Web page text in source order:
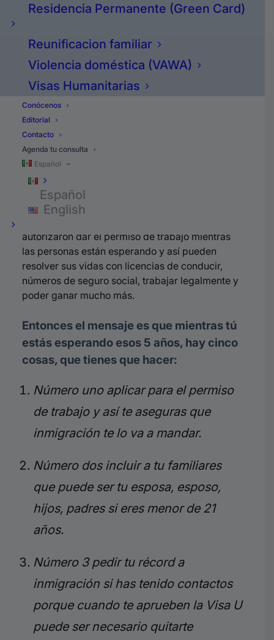
Residencia Permanente (Green Card)
Reunificacion familiar
Violencia doméstica (VAWA)
Visas Humanitarias
Conócenos
Editorial
Contacto
Agenda tu consulta
Español
Español
English
todos los años pero aplican muchas más
sabe que aunque la prueben al año, aunque la
aprueben a los dos o a los tres años de todas
maneras no va a haber una visa disponible
porque ese es el límite que puso el congreso.
un mensajito, me gustaría saberlo.
Consejos para acelerar el
proceso de Visa U
Entonces… inmigración recientemente, bajo la
autorizaron dar el permiso de trabajo mientras
las personas están esperando y así pueden
resolver sus vidas con licencias de conducir,
números de seguro social, trabajar legalmente y
poder ganar mucho más.
Entonces el mensaje es que mientras tú
estás esperando esos 5 años, hay cinco
cosas, que tienes que hacer:
Número uno aplicar para el permiso
de trabajo y así te aseguras que
inmigración te lo va a mandar.
Número dos incluir a tu familiares
que puede ser tu esposa, esposo,
hijos, padres si eres menor de 21
años.
Número 3 pedir tu récord a
inmigración si has tenido contactos
porque cuando te aprueben la Visa U
puede ser necesario quitarte